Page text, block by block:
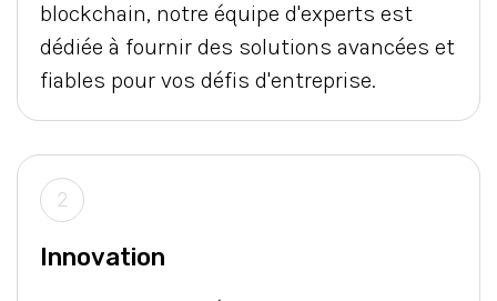
blockchain, notre équipe d'experts est
dédiée à fournir des solutions avancées et
fiables pour vos défis d'entreprise.
2
Innovation